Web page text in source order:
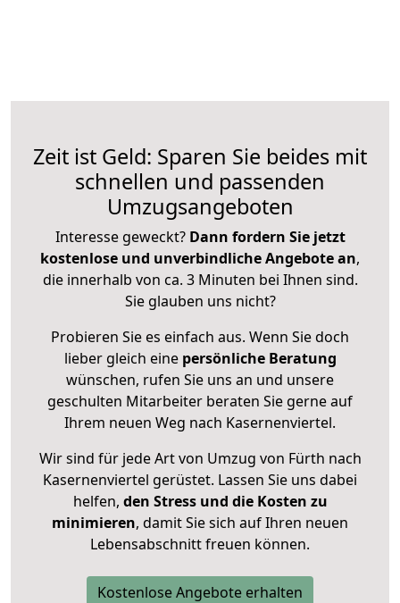
Zeit ist Geld: Sparen Sie beides mit
schnellen und passenden
Umzugsangeboten
Interesse geweckt? Dann fordern Sie jetzt
kostenlose und unverbindliche Angebote an,
die innerhalb von ca. 3 Minuten bei Ihnen sind.
Sie glauben uns nicht?
Probieren Sie es einfach aus. Wenn Sie doch
lieber gleich eine persönliche Beratung
wünschen, rufen Sie uns an und unsere
geschulten Mitarbeiter beraten Sie gerne auf
Ihrem neuen Weg nach Kasernenviertel.
Wir sind für jede Art von Umzug von Fürth nach
Kasernenviertel gerüstet. Lassen Sie uns dabei
helfen, den Stress und die Kosten zu
minimieren, damit Sie sich auf Ihren neuen
Lebensabschnitt freuen können.
Kostenlose Angebote erhalten